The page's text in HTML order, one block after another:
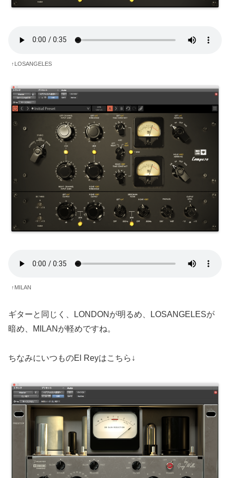
↑LOSANGELES
↑MILAN
ギターと同じく、LONDONが明るめ、LOSANGELESが
暗め、MILANが軽めですね。
ちなみにいつものEl Reyはこちら↓